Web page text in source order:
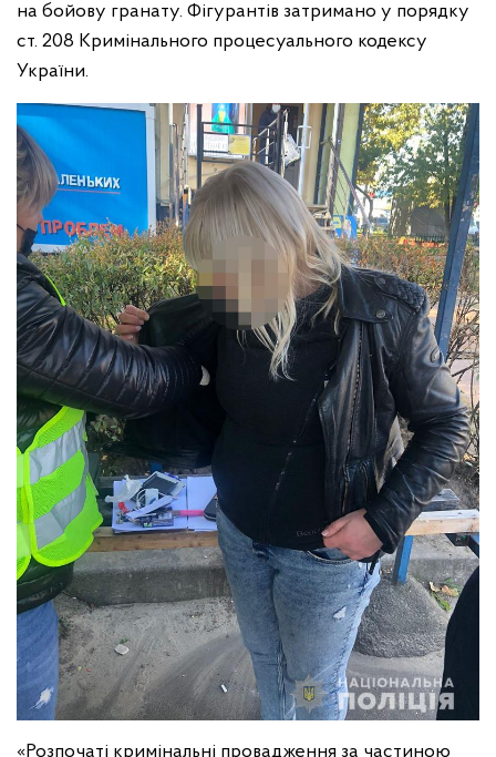
на бойову гранату. Фігурантів затримано у порядку
ст. 208 Кримінального процесуального кодексу
України.
«Розпочаті кримінальні провадження за частиною